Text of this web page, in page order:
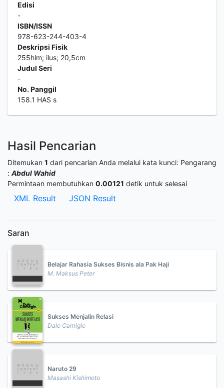
Edisi
-
ISBN/ISSN
978-623-244-403-4
Deskripsi Fisik
255hlm; ilus; 20,5cm
Judul Seri
-
No. Panggil
158.1 HAS s
Hasil Pencarian
Ditemukan 1 dari pencarian Anda melalui kata kunci: Pengarang
: Abdul Wahid
Permintaan membutuhkan 0.00121 detik untuk selesai
XML Result JSON Result
Saran
Belajar Rahasia Sukses Bisnis ala Pak Haji
M. Maksus Peter
Sukses Menjalin Relasi
Dale Carnigie
Naruto 29
Masashi Kishimoto